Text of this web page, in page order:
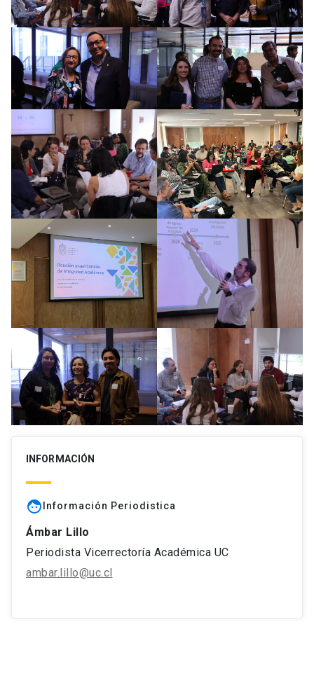
INFORMACIÓN
faceInformación Periodistica
Ámbar Lillo
Periodista Vicerrectoría Académica UC
ambar.lillo@uc.cl